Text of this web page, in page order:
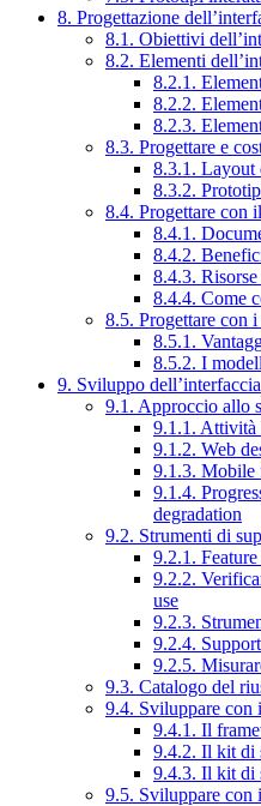
8. Progettazione
8.1. Obiettivi
8.2. Elementi
8.2.1.
8.2.2.
8.2.3.
8.3. Progettare e
8.3.1. Layout
8.3.2.
8.4. Progettare con
8.4.1.
8.4.2.
8.4.3.
8.4.4. Come
8.5. Progettare con
8.5.1.
8.5.2. I
9. Sviluppo dell’interfaccia
9.1. Approccio allo
9.1.1. Attività
9.1.2. Web
9.1.3. Mobile
9.1.4.
degradation
9.2. Strumenti di
9.2.1.
9.2.2.
use
9.2.3.
9.2.4.
9.2.5.
9.3. Catalogo del
9.4. Sviluppare con
9.4.1. Il
9.4.2. Il kit di
9.4.3. Il kit di
9.5. Sviluppare con